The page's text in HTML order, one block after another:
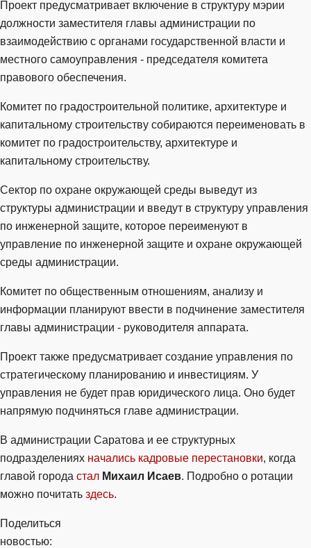
Проект предусматривает включение в структуру мэрии
должности заместителя главы администрации по
взаимодействию с органами государственной власти и
местного самоуправления - председателя комитета
правового обеспечения.
Комитет по градостроительной политике, архитектуре и
капитальному строительству собираются переименовать в
комитет по градостроительству, архитектуре и
капитальному строительству.
Сектор по охране окружающей среды выведут из
структуры администрации и введут в структуру управления
по инженерной защите, которое переименуют в
управление по инженерной защите и охране окружающей
среды администрации.
Комитет по общественным отношениям, анализу и
информации планируют ввести в подчинение заместителя
главы администрации - руководителя аппарата.
Проект также предусматривает создание управления по
стратегическому планированию и инвестициям. У
управления не будет прав юридического лица. Оно будет
напрямую подчиняться главе администрации.
В администрации Саратова и ее структурных
подразделениях начались кадровые перестановки, когда
главой города стал Михаил Исаев. Подробно о ротации
можно почитать здесь.
Поделиться
новостью: